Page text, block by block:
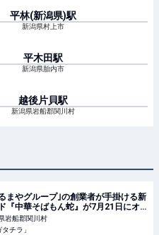
平林(新潟県)駅
新潟県村上市
平木田駅
新潟県胎内市
越後片貝駅
新潟県岩船郡関川村
まやグループ｣の創業者が手掛ける新
『中華そばもん蛇』が7月21日にオ
川で「中華そば｣や｢濃厚煮干しそ
♪ - ガタチラ｜みんなでつくる街メ
岩船郡関川村
チラ」